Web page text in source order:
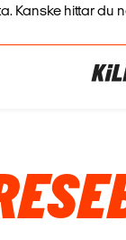
Kanske hittar du